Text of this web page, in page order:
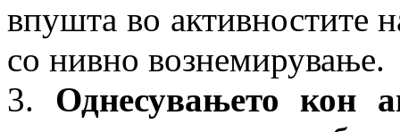
впушта во активностите
со нивно вознемирување.
3. Однесувањето кон